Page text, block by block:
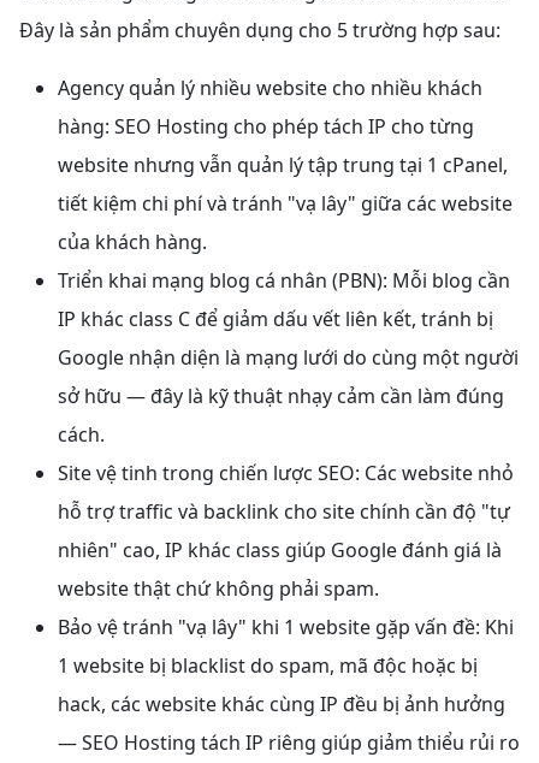
Đây là sản phẩm chuyên dụng cho 5 trường hợp sau:
Agency quản lý nhiều website cho nhiều khách
hàng: SEO Hosting cho phép tách IP cho từng
website nhưng vẫn quản lý tập trung tại 1 cPanel,
tiết kiệm chi phí và tránh "vạ lây" giữa các website
của khách hàng.
Triển khai mạng blog cá nhân (PBN): Mỗi blog cần
IP khác class C để giảm dấu vết liên kết, tránh bị
Google nhận diện là mạng lưới do cùng một người
sở hữu — đây là kỹ thuật nhạy cảm cần làm đúng
cách.
Site vệ tinh trong chiến lược SEO: Các website nhỏ
hỗ trợ traffic và backlink cho site chính cần độ "tự
nhiên" cao, IP khác class giúp Google đánh giá là
website thật chứ không phải spam.
Bảo vệ tránh "vạ lây" khi 1 website gặp vấn đề: Khi
1 website bị blacklist do spam, mã độc hoặc bị
hack, các website khác cùng IP đều bị ảnh hưởng
— SEO Hosting tách IP riêng giúp giảm thiểu rủi ro